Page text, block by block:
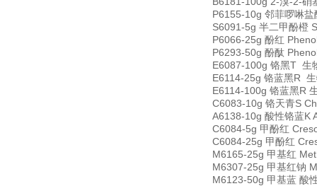
P6155-10g 邻菲啰啉
S6091-5g 半二甲酚橙
P6066-25g 酚红
P6293-50g 酚酞
E6087-100g 铬黑T 生
E6114-25g 铬蓝黑R
E6114-100g 铬蓝黑R
C6083-10g 铬天青S
A6138-10g 酸性铬蓝K
C6084-5g 甲酚红
C6084-25g 甲酚红
M6165-25g 甲基红
M6307-25g 甲基红钠
M6123-50g 甲基蓝 酸